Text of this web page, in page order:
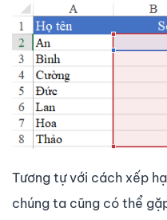
Tương tự với cách xếp
chúng ta cũng có thể